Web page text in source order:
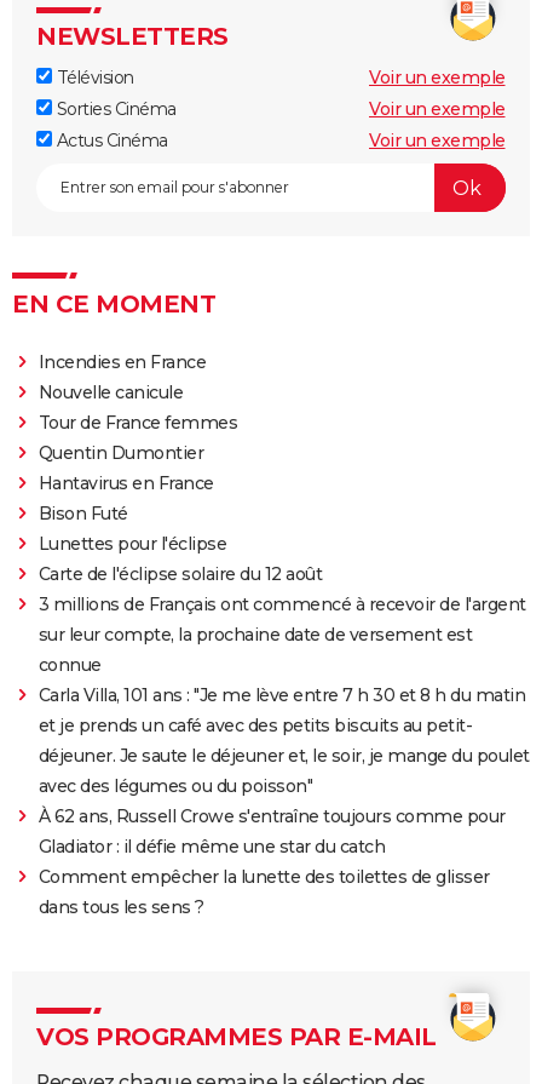
NEWSLETTERS
Télévision
Voir un exemple
Sorties Cinéma
Voir un exemple
Actus Cinéma
Voir un exemple
EN CE MOMENT
Incendies en France
Nouvelle canicule
Tour de France femmes
Quentin Dumontier
Hantavirus en France
Bison Futé
Lunettes pour l'éclipse
Carte de l'éclipse solaire du 12 août
3 millions de Français ont commencé à recevoir de l'argent
sur leur compte, la prochaine date de versement est
connue
Carla Villa, 101 ans : "Je me lève entre 7 h 30 et 8 h du matin
et je prends un café avec des petits biscuits au petit-
déjeuner. Je saute le déjeuner et, le soir, je mange du poulet
avec des légumes ou du poisson"
À 62 ans, Russell Crowe s'entraîne toujours comme pour
Gladiator : il défie même une star du catch
Comment empêcher la lunette des toilettes de glisser
dans tous les sens ?
VOS PROGRAMMES PAR E-MAIL